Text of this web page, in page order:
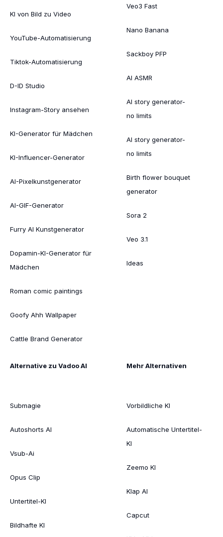
KI von Bild zu Video
YouTube-Automatisierung
Tiktok-Automatisierung
D-ID Studio
Instagram-Story ansehen
KI-Generator für Mädchen
KI-Influencer-Generator
AI-Pixelkunstgenerator
AI-GIF-Generator
Furry AI Kunstgenerator
Dopamin-KI-Generator für
Mädchen
Roman comic paintings
Goofy Ahh Wallpaper
Cattle Brand Generator
Veo3 Fast
Nano Banana
Sackboy PFP
AI ASMR
AI story generator-
no limits
AI story generator-
no limits
Birth flower bouquet
generator
Sora 2
Veo 3.1
Ideas
Alternative zu Vadoo AI
Submagie
Autoshorts AI
Vsub-Ai
Opus Clip
Untertitel-KI
Bildhafte KI
Mehr Alternativen
Vorbildliche KI
Automatische Untertitel-
KI
Zeemo KI
Klap AI
Capcut